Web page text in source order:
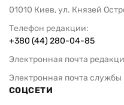
01010 Киев, ул. Князей
Телефон редакции:
+380 (44) 280-04-85
Электронная почта
Электронная почта службы
СОЦСЕТИ